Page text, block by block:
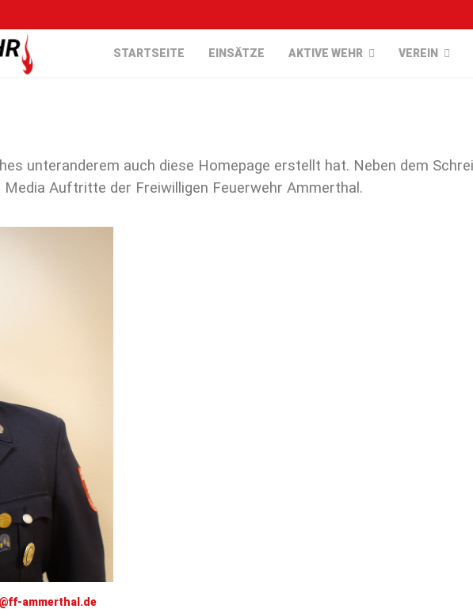
STARTSEITE EINSÄTZE AKTIVE WEHR VEREIN
unteranderem auch diese Homepage erstellt hat. Neben dem
Auftritte der Freiwilligen Feuerwehr Ammerthal.
ammerthal.de